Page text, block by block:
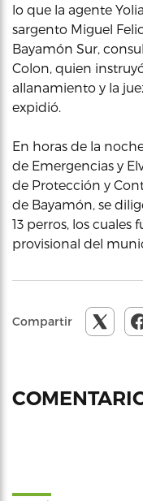
lo que la agente
sargento Miguel
Bayamón Sur,
Colon, quien
allanamiento y la
expidió.
En horas de la
de Emergencias y
de Protección y
de Bayamón, se
13 perros, los cuales
provisional del
Compartir